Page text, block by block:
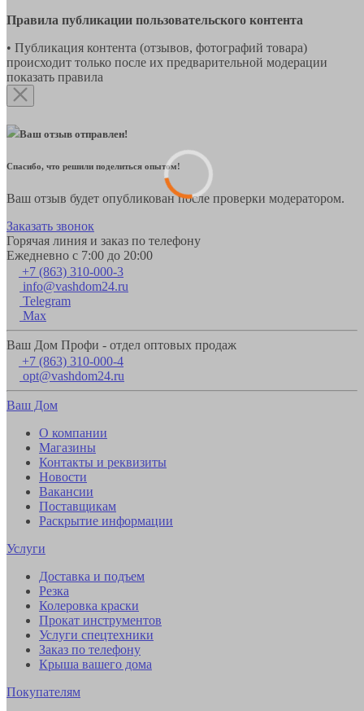
Правила публикации пользовательского контента
• Публикация контента (отзывов, фотографий товара)
происходит только после их предварительной модерации
показать правила
Ваш отзыв отправлен!
Спасибо, что решили поделиться опытом!
Ваш отзыв будет опубликован после проверки модератором.
Заказать звонок
Горячая линия и заказ по телефону
Ежедневно с 7:00 до 20:00
+7 (863) 310-000-3
info@vashdom24.ru
Telegram
Max
Ваш Дом Профи - отдел оптовых продаж
+7 (863) 310-000-4
opt@vashdom24.ru
Ваш Дом
О компании
Магазины
Контакты и реквизиты
Новости
Вакансии
Поставщикам
Раскрытие информации
Услуги
Доставка и подъем
Резка
Колеровка краски
Прокат инструментов
Услуги спецтехники
Заказ по телефону
Крыша вашего дома
Покупателям